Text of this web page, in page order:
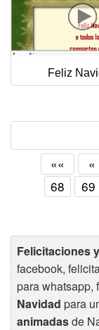
Feliz
«« «
68
69
Felicitaciones
facebook,
para whatsapp,
Navidad para
animadasde